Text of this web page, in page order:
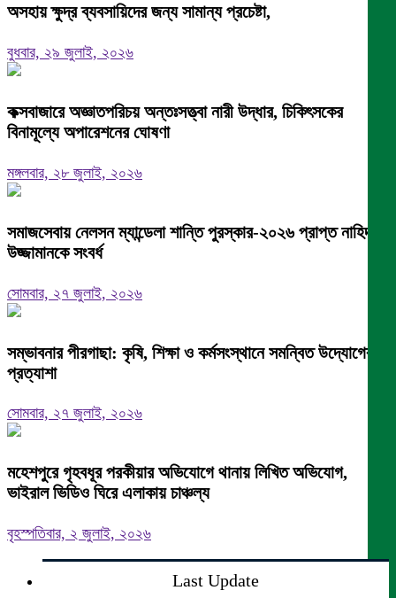
অসহায় ক্ষুদ্র ব্যবসায়িদের জন্য সামান্য প্রচেষ্টা,
বুধবার, ২৯ জুলাই, ২০২৬
কক্সবাজারে অজ্ঞাতপরিচয় অন্তঃসত্ত্বা নারী উদ্ধার, চিকিৎসকের
বিনামূল্যে অপারেশনের ঘোষণা
মঙ্গলবার, ২৮ জুলাই, ২০২৬
সমাজসেবায় নেলসন ম্যান্ডেলা শান্তি পুরস্কার-২০২৬ প্রাপ্ত নাহিদ
উজ্জামানকে সংবর্ধ
সোমবার, ২৭ জুলাই, ২০২৬
সম্ভাবনার পীরগাছা: কৃষি, শিক্ষা ও কর্মসংস্থানে সমন্বিত উদ্যোগের
প্রত্যাশা
সোমবার, ২৭ জুলাই, ২০২৬
মহেশপুরে গৃহবধূর পরকীয়ার অভিযোগে থানায় লিখিত অভিযোগ,
ভাইরাল ভিডিও ঘিরে এলাকায় চাঞ্চল্য
বৃহস্পতিবার, ২ জুলাই, ২০২৬
Last Update